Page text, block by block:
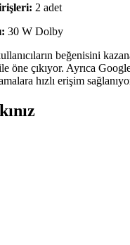
2 adet
30 W Dolby
beğenisini
öne çıkıyor. Ayrıca
hızlı erişim